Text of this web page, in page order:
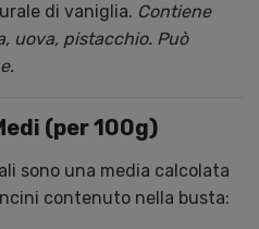
di vaniglia. Contiene
uova, pistacchio. Può
(per 100g)
sono una media calcolata
contenuto nella busta: